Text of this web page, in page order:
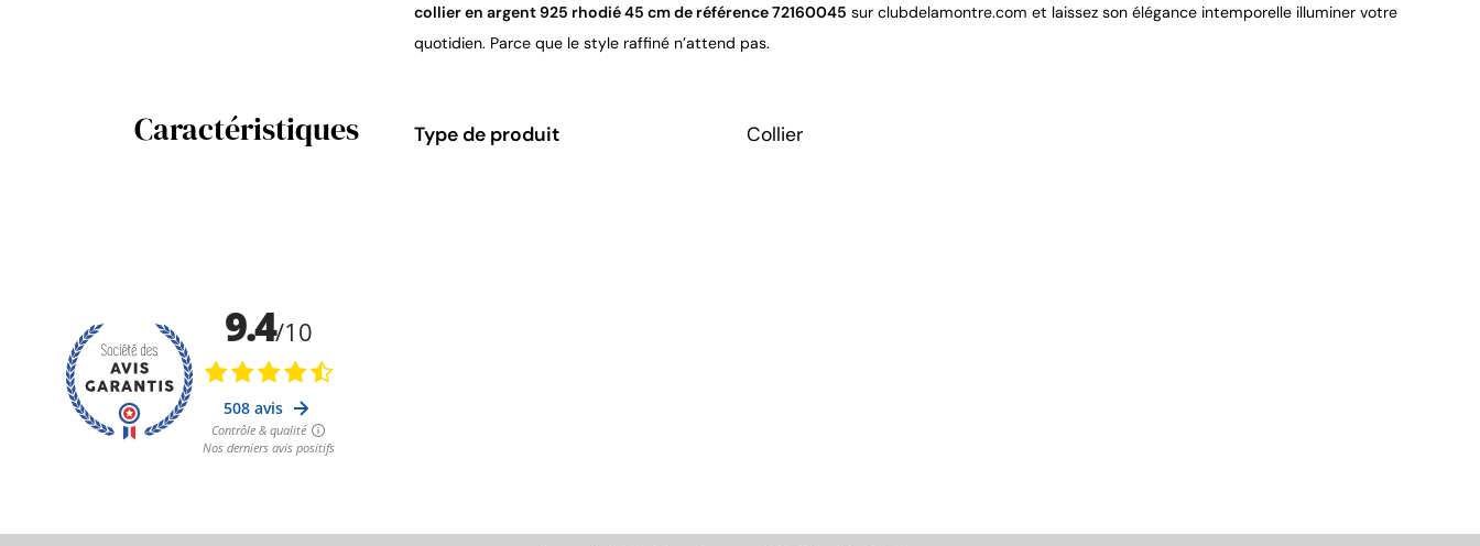
collier en argent 925 rhodié 45 cm de référence 72160045 sur clubdelamontre.com et laissez son élégance intemporelle illuminer votre
quotidien. Parce que le style raffiné n’attend pas.
Caractéristiques Type de produit Collier